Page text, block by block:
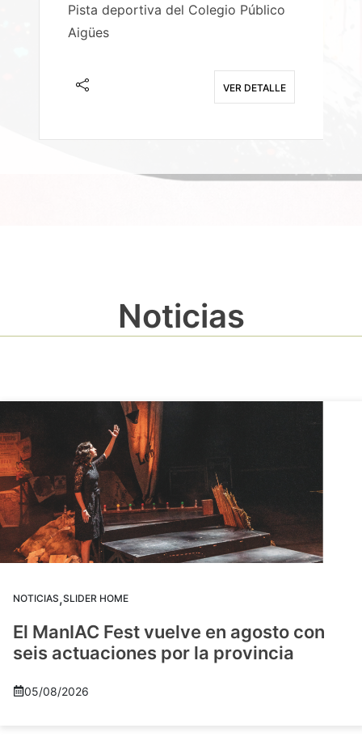
Pista deportiva del Colegio Público
Aigües
VER DETALLE
Noticias
NOTICIAS,SLIDER HOME
El ManIAC Fest vuelve en agosto con
seis actuaciones por la provincia
05/08/2026